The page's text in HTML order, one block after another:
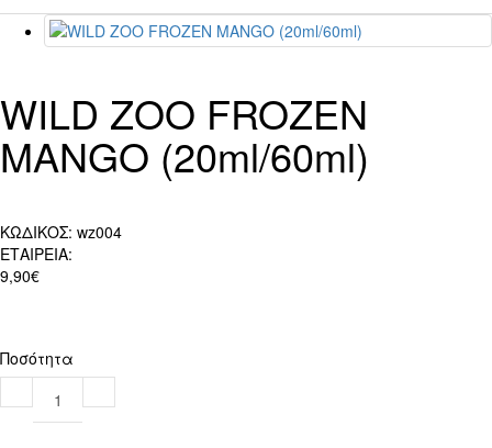
WILD ZOO FROZEN
MANGO (20ml/60ml)
ΚΩΔΙΚΟΣ: wz004
ΕΤΑΙΡΕΙΑ:
9,90€
Ποσότητα